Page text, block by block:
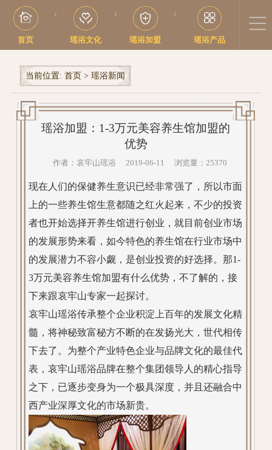
首页
/
瑶浴文化
/
瑶浴加盟
/
瑶浴产品
当前位置: 首页 > 瑶浴新闻
瑶浴加盟：1-3万元美容养生馆加盟的
优势
作者：哀牢山瑶浴 2019-06-11 浏览量：25370
现在人们的保健养生意识已经非常强了，所以市面
上的一些养生馆生意都随之红火起来，不少的投资
者也开始选择开养生馆进行创业，就目前创业市场
的发展形势来看，如今特色的养生馆在行业市场中
的发展潜力不容小觑，是创业投资的好选择。那1-
3万元美容养生馆加盟有什么优势，不了解的，接
下来跟哀牢山专家一起探讨。
哀牢山瑶浴传承整个企业积淀上百年的发展文化精
髓，将神秘致富秘方不断的在发扬光大，世代相传
下去了。为整个产业特色企业与品牌文化的最佳代
表，哀牢山瑶浴品牌在整个集团领导人的精心指导
之下，已逐步变身为一个极具深度，并且还融合中
西产业深厚文化的市场新贵。